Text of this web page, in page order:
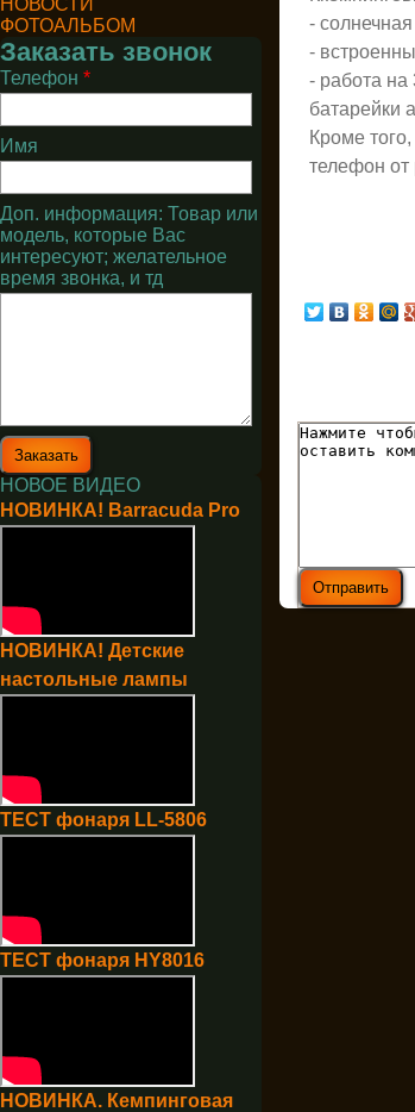
НОВОСТИ
ФОТОАЛЬБОМ
Заказать звонок
Телефон *
Имя
Доп. информация: Товар или
модель, которые Вас
интересуют; желательное
время звонка, и тд
НОВОЕ ВИДЕО
НОВИНКА! Barracuda Pro
НОВИНКА! Детские
настольные лампы
ТЕСТ фонаря LL-5806
ТЕСТ фонаря HY8016
НОВИНКА. Кемпинговая
-
-
- работа на
батарейки
Кроме
телефон